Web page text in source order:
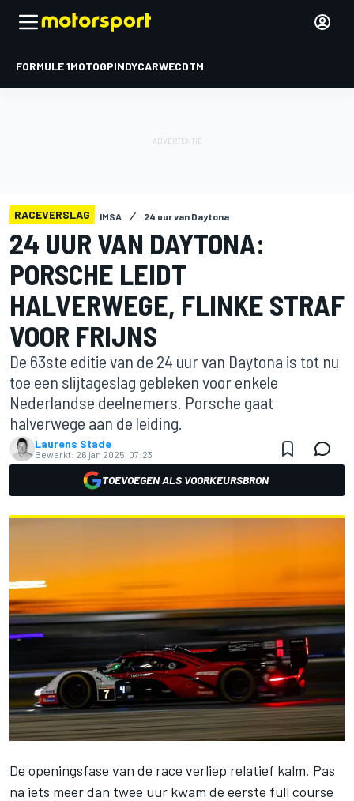
FORMULE 1MOTOGPINDYCARWECDTM
RACEVERSLAG IMSA 24 uur van Daytona
24 UUR VAN DAYTONA:
PORSCHE LEIDT
HALVERWEGE, FLINKE STRAF
VOOR FRIJNS
De 63ste editie van de 24 uur van Daytona is tot nu
toe een slijtageslag gebleken voor enkele
Nederlandse deelnemers. Porsche gaat
halverwege aan de leiding.
Laurens Stade
Bewerkt: 26 jan 2025, 07:23
TOEVOEGEN ALS VOORKEURSBRON
De openingsfase van de race verliep relatief kalm. Pas
na iets meer dan twee uur kwam de eerste full course